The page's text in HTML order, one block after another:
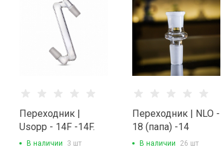
Переходник |
Usopp - 14F -14F.
В наличии 3 шт
Переходник | NLO -
18 (папа) -14
(мама)
В наличии 26 шт